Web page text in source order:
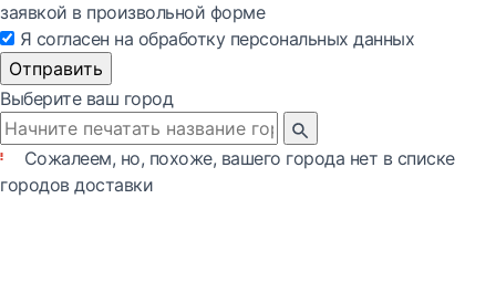
заявкой в произвольной форме
Я согласен на обработку персональных данных
Отправить
Выберите ваш город
Сожалеем, но, похоже, вашего города нет в списке
городов доставки